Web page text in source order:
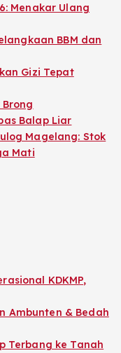
Menakar Ulang
BBM dan
Gizi Tepat
Balap Liar
Magelang: Stok
Mati
KDKMP,
Ambunten & Bedah
Terbang ke Tanah